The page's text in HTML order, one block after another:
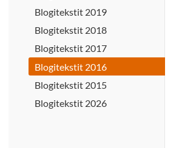
Blogitekstit 2019
Blogitekstit 2018
Blogitekstit 2017
Blogitekstit 2016
Blogitekstit 2015
Blogitekstit 2026